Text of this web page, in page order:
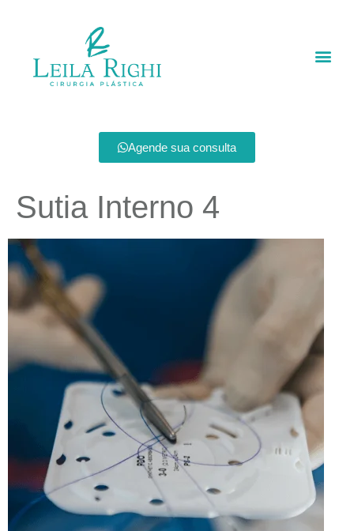
Agende sua consulta
Sutia Interno 4